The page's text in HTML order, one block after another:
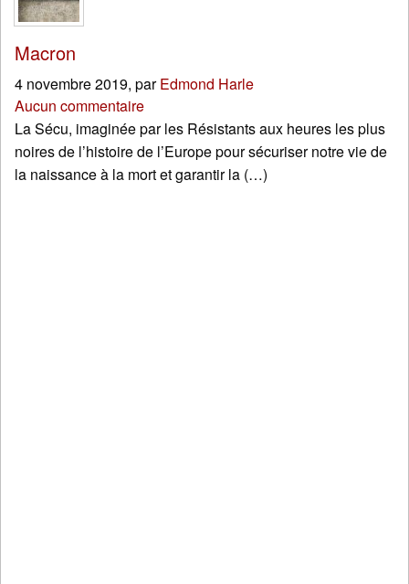
Macron
4 novembre 2019, parEdmond Harle
Aucun commentaire
La Sécu, imaginée par les Résistants aux heures les plus
noires de l’histoire de l’Europe pour sécuriser notre vie de
la naissance à la mort et garantir la (…)